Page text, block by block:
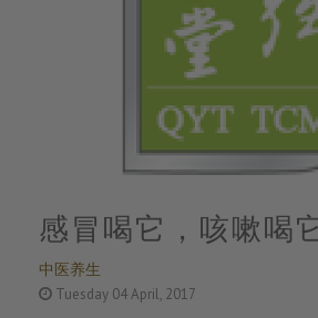
中医养生
感冒喝它，咳嗽喝
毒就吃它！全国医
Tuesday 04 April, 2017